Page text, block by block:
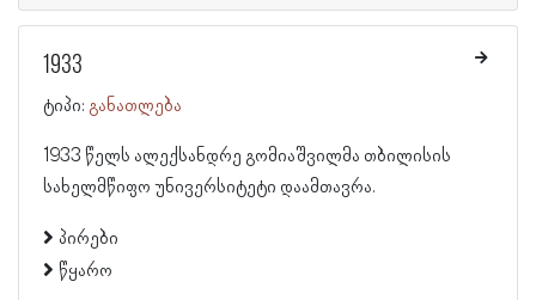
1933
ტიპი: განათლება
1933 წელს ალექსანდრე გომიაშვილმა თბილისის
სახელმწიფო უნივერსიტეტი დაამთავრა.
პირები
წყარო